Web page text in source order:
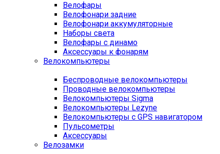
Велофары
Велофонари задние
Велофонари аккумуляторные
Наборы света
Велофары с динамо
Аксессуары к фонарям
Велокомпьютеры
Беспроводные велокомпьютеры
Проводные велокомпьютеры
Велокомпьютеры Sigma
Велокомпьютеры Lezyne
Велокомпьютеры с GPS навигатором
Пульсометры
Аксессуары
Велозамки